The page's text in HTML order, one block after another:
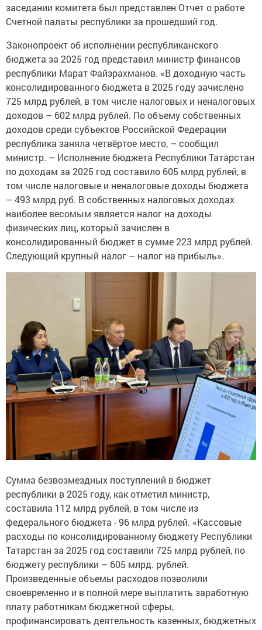
заседании комитета был представлен Отчет о работе
Счетной палаты республики за прошедший год.
Законопроект об исполнении республиканского
бюджета за 2025 год представил министр финансов
республики Марат Файзрахманов. «В доходную часть
консолидированного бюджета в 2025 году зачислено
725 млрд рублей, в том числе налоговых и неналоговых
доходов – 602 млрд рублей. По объему собственных
доходов среди субъектов Российской Федерации
республика заняла четвёртое место, – сообщил
министр. – Исполнение бюджета Республики Татарстан
по доходам за 2025 год составило 605 млрд рублей, в
том числе налоговые и неналоговые доходы бюджета
– 493 млрд руб. В собственных налоговых доходах
наиболее весомым является налог на доходы
физических лиц, который зачислен в
консолидированный бюджет в сумме 223 млрд рублей.
Следующий крупный налог – налог на прибыль».
Сумма безвозмездных поступлений в бюджет
республики в 2025 году, как отметил министр,
составила 112 млрд рублей, в том числе из
федерального бюджета - 96 млрд рублей. «Кассовые
расходы по консолидированному бюджету Республики
Татарстан за 2025 год составили 725 млрд рублей, по
бюджету республики – 605 млрд. рублей.
Произведенные объемы расходов позволили
своевременно и в полной мере выплатить заработную
плату работникам бюджетной сферы,
профинансировать деятельность казенных, бюджетных